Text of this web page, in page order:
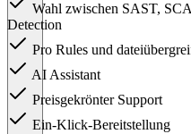
Wahl zwischen SAST,
Detection
Pro Rules und
AI Assistant
Preisgekrönter Support
Ein-Klick-Bereitstellung